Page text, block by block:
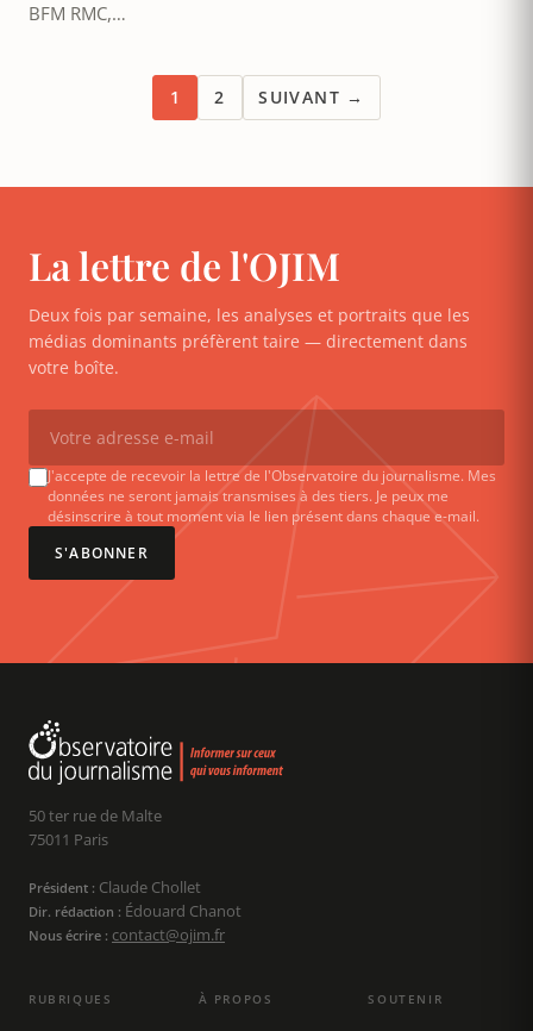
BFM RMC,…
1 2 SUIVANT →
La lettre de l'OJIM
Deux fois par semaine, les analyses et portraits que les
médias dominants préfèrent taire — directement dans
votre boîte.
J'accepte de recevoir la lettre de l'Observatoire du journalisme. Mes
données ne seront jamais transmises à des tiers. Je peux me
désinscrire à tout moment via le lien présent dans chaque e-mail.
S'ABONNER
50 ter rue de Malte
75011 Paris
Président : Claude Chollet
Dir. rédaction : Édouard Chanot
Nous écrire : contact@ojim.fr
RUBRIQUES À PROPOS SOUTENIR